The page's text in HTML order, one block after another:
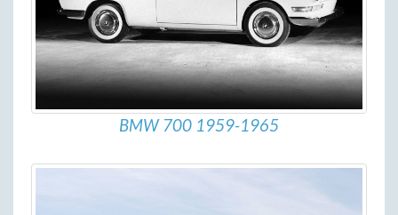
BMW 700 1959-1965